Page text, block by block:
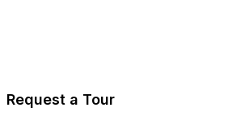
Request a Tour